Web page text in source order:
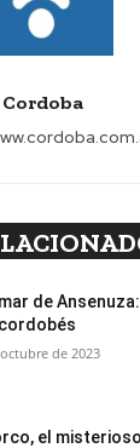
Cordoba
de
de 2023
el